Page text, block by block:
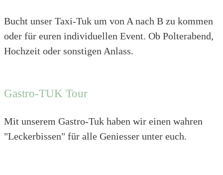
Bucht unser Taxi-Tuk um von A nach B zu kommen
oder für euren individuellen Event. Ob Polterabend,
Hochzeit oder sonstigen Anlass.
Gastro-TUK Tour
Mit unserem Gastro-Tuk haben wir einen wahren
"Leckerbissen" für alle Geniesser unter euch.